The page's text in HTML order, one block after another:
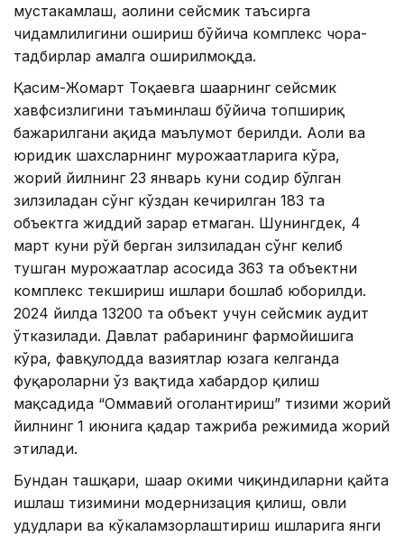
мустаҳкамлаш, аҳолини сейсмик таъсирга
чидамлилигини ошириш бўйича комплекс чора-
тадбирлар амалга оширилмоқда.
Қасим-Жомарт Тоқаевга шаҳарнинг сейсмик
хавфсизлигини таъминлаш бўйича топшириқ
бажарилгани ҳақида маълумот берилди. Аҳоли ва
юридик шахсларнинг мурожаатларига кўра,
жорий йилнинг 23 январь куни содир бўлган
зилзиладан сўнг кўздан кечирилган 183 та
объектга жиддий зарар етмаган. Шунингдек, 4
март куни рўй берган зилзиладан сўнг келиб
тушган мурожаатлар асосида 363 та объектни
комплекс текшириш ишлари бошлаб юборилди.
2024 йилда 13200 та объект учун сейсмик аудит
ўтказилади. Давлат раҳбарининг фармойишига
кўра, фавқулодда вазиятлар юзага келганда
фуқароларни ўз вақтида хабардор қилиш
мақсадида “Оммавий огоҳлантириш” тизими жорий
йилнинг 1 июнига қадар тажриба режимида жорий
этилади.
Бундан ташқари, шаҳар ҳокими чиқиндиларни қайта
ишлаш тизимини модернизация қилиш, ҳовли
ҳудудлари ва кўкаламзорлаштириш ишларига янги